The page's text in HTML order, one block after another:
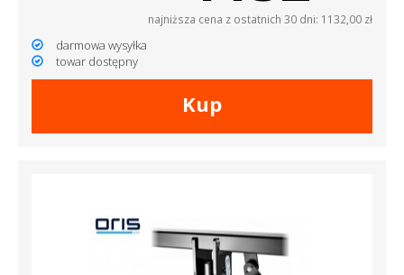
najniższa cena z ostatnich 30 dni: 1132,00 zł
darmowa wysyłka
towar dostępny
Kup